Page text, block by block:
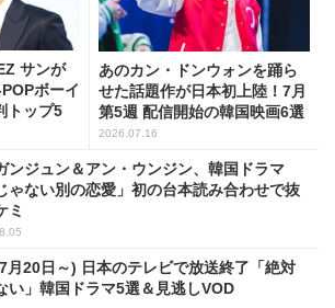
サンが
ボーイ
トップ5
あのカン・ドンウォンを踊ら
せた話題作が日本初上陸！7月
第5週 配信開始の韓国映画6選
2026.07.16
ンジュン＆アン・ウンジン、韓国ドラマ
ゃない別の恋愛」初の台本読み合わせで抜
ミ
月20日～) 日本のテレビで放送終了「絶対
い」韓国ドラマ5選＆見逃しVOD